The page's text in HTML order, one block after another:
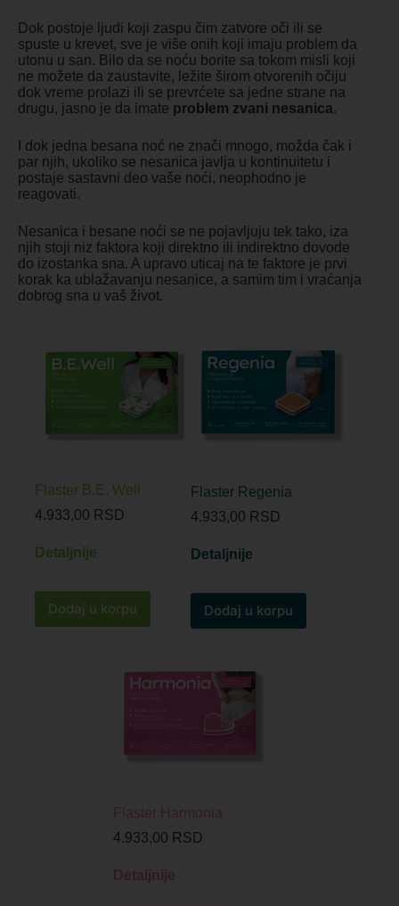
Dok postoje ljudi koji zaspu čim zatvore oči ili se
spuste u krevet, sve je više onih koji imaju problem da
utonu u san. Bilo da se noću borite sa tokom misli koji
ne možete da zaustavite, ležite širom otvorenih očiju
dok vreme prolazi ili se prevrćete sa jedne strane na
drugu, jasno je da imate problem zvani nesanica.
I dok jedna besana noć ne znači mnogo, možda čak i
par njih, ukoliko se nesanica javlja u kontinuitetu i
postaje sastavni deo vaše noći, neophodno je
reagovati.
Nesanica i besane noći se ne pojavljuju tek tako, iza
njih stoji niz faktora koji direktno ili indirektno dovode
do izostanka sna. A upravo uticaj na te faktore je prvi
korak ka ublažavanju nesanice, a samim tim i vraćanja
dobrog sna u vaš život.
Flaster B.E. Well
4.933,00 RSD
Detaljnije
Dodaj u korpu
Flaster Regenia
4.933,00 RSD
Detaljnije
Dodaj u korpu
Flaster Harmonia
4.933,00 RSD
Detaljnije